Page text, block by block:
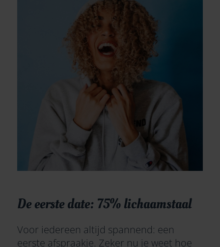
De eerste date: 75% lichaamstaal
Voor iedereen altijd spannend: een
eerste afspraakje. Zeker nu je weet hoe